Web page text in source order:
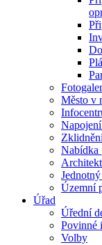
Město v
Nabídka
Územní
Úřad
Úřední
Povinné
Volby